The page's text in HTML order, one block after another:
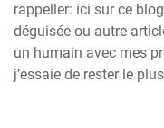
rappeller: ici sur ce
déguisée ou autre
un humain avec mes
j’essaie de rester le